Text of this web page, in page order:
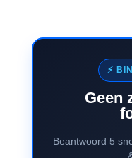
⚡
Geen
Beantwoord 5